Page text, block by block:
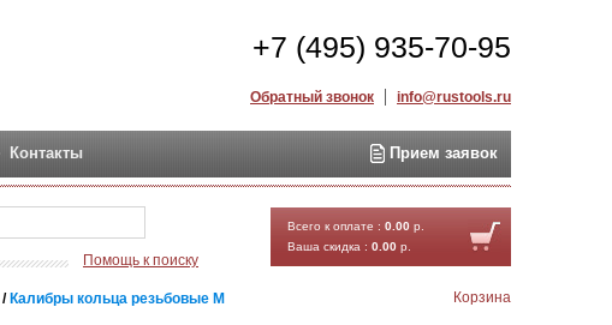
+7 (495) 935-70-95
Обратный звонок info@rustools.ru
Контакты Прием заявок
Помощь к поиску
Всего к оплате : 0.00 р.
Ваша скидка : 0.00 р.
Корзина
/ Калибры кольца резьбовые М